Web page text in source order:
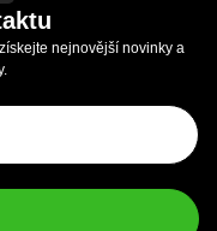
nejnovější novinky a